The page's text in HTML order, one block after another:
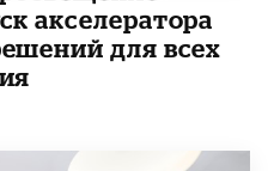
акселератора
для всех